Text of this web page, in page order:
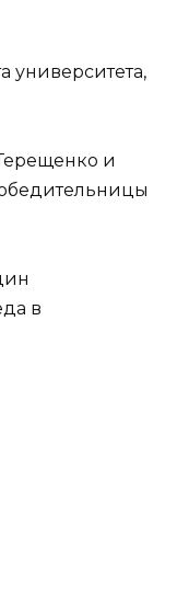
университета,
и
в